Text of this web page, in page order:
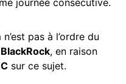
pas à l’ordre du
BlackRock, en raison
sur ce sujet.